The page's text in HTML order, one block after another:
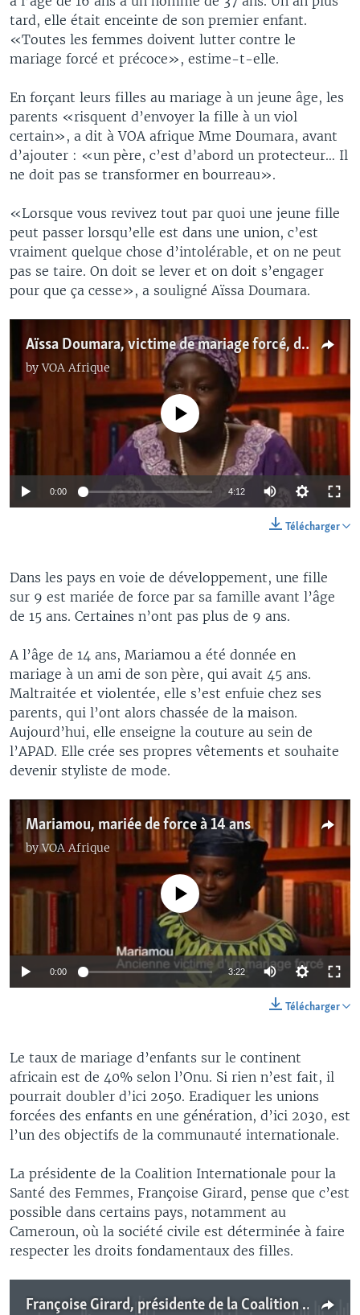
tard, elle était enceinte de son premier enfant.
«Toutes les femmes doivent lutter contre le
mariage forcé et précoce», estime-t-elle.
En forçant leurs filles au mariage à un jeune âge, les
parents «risquent d’envoyer la fille à un viol
certain», a dit à VOA afrique Mme Doumara, avant
d’ajouter : «un père, c’est d’abord un protecteur… Il
ne doit pas se transformer en bourreau».
«Lorsque vous revivez tout par quoi une jeune fille
peut passer lorsqu’elle est dans une union, c’est
vraiment quelque chose d’intolérable, et on ne peut
pas se taire. On doit se lever et on doit s’engager
pour que ça cesse», a souligné Aïssa Doumara.
Aïssa Doumara, victime de mariage forcé, devenue militante
byVOA Afrique
No media source currently available
0:00 4:12
Télécharger
Dans les pays en voie de développement, une fille
sur 9 est mariée de force par sa famille avant l’âge
de 15 ans. Certaines n’ont pas plus de 9 ans.
A l’âge de 14 ans, Mariamou a été donnée en
mariage à un ami de son père, qui avait 45 ans.
Maltraitée et violentée, elle s’est enfuie chez ses
parents, qui l’ont alors chassée de la maison.
Aujourd’hui, elle enseigne la couture au sein de
l’APAD. Elle crée ses propres vêtements et souhaite
devenir styliste de mode.
Mariamou, mariée de force à 14 ans
byVOA Afrique
No media source currently available
0:00 3:22
Télécharger
Le taux de mariage d’enfants sur le continent
africain est de 40% selon l’Onu. Si rien n’est fait, il
pourrait doubler d’ici 2050. Eradiquer les unions
forcées des enfants en une génération, d’ici 2030, est
l’un des objectifs de la communauté internationale.
La présidente de la Coalition Internationale pour la
Santé des Femmes, Françoise Girard, pense que c’est
possible dans certains pays, notamment au
Cameroun, où la société civile est déterminée à faire
respecter les droits fondamentaux des filles.
Françoise Girard, présidente de la Coalition Internationale pour la Santé des Femmes, au micro de Nathalie Barge